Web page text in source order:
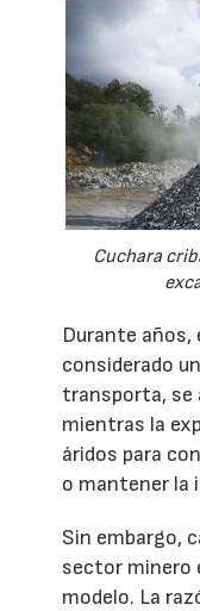
Cuchara
Durante años,
considerado
transporta, se
mientras la
áridos para
o mantener la
Sin embargo,
sector minero
modelo. La